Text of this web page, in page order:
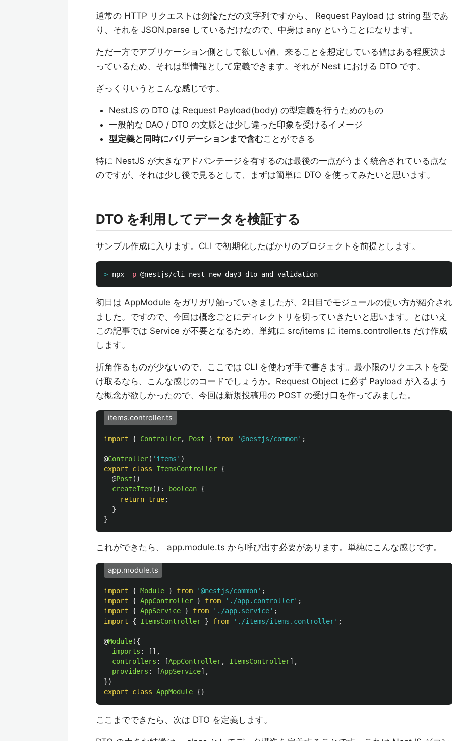
通常の HTTP リクエストは勿論ただの文字列ですから、 Request Payload は string 型であ
り、それを JSON.parse しているだけなので、中身は any ということになります。
ただ一方でアプリケーション側として欲しい値、来ることを想定している値はある程度決ま
っているため、それは型情報として定義できます。それが Nest における DTO です。
ざっくりいうとこんな感じです。
NestJS の DTO は Request Payload(body) の型定義を行うためのもの
一般的な DAO / DTO の文脈とは少し違った印象を受けるイメージ
型定義と同時にバリデーションまで含むことができる
特に NestJS が大きなアドバンテージを有するのは最後の一点がうまく統合されている点な
のですが、それは少し後で見るとして、まずは簡単に DTO を使ってみたいと思います。
DTO を利用してデータを検証する
サンプル作成に入ります。CLI で初期化したばかりのプロジェクトを前提とします。
> npx -p
初日は AppModule をガリガリ触っていきましたが、2日目でモジュールの使い方が紹介され
ました。ですので、今回は概念ごとにディレクトリを切っていきたいと思います。とはいえ
この記事では Service が不要となるため、単純に src/items に items.controller.ts だけ作成
します。
折角作るものが少ないので、ここでは CLI を使わず手で書きます。最小限のリクエストを受
け取るなら、こんな感じのコードでしょうか。Request Object に必ず Payload が入るよう
な概念が欲しかったので、今回は新規投稿用の POST の受け口を作ってみました。
items.controller.ts
import { Controller, Post } from '@nestjs/common' ;
@Controller( ' items ' )
export
class ItemsController {
@Post ()
createItem(): boolean {
return true;
}
}
これができたら、 app.module.ts から呼び出す必要があります。単純にこんな感じです。
app.module.ts
import { Module } from '@nestjs/common' ;
import
{ AppController } from ' ./app.controller' ;
import
{ AppService } from ' ./app.service' ;
import
{ ItemsController } from ' ./items/items.controller' ;
@Module({
imports :
[],
controllers : [AppController, ItemsController],
providers : [AppService],
})
export
class AppModule {}
ここまでできたら、次は DTO を定義します。